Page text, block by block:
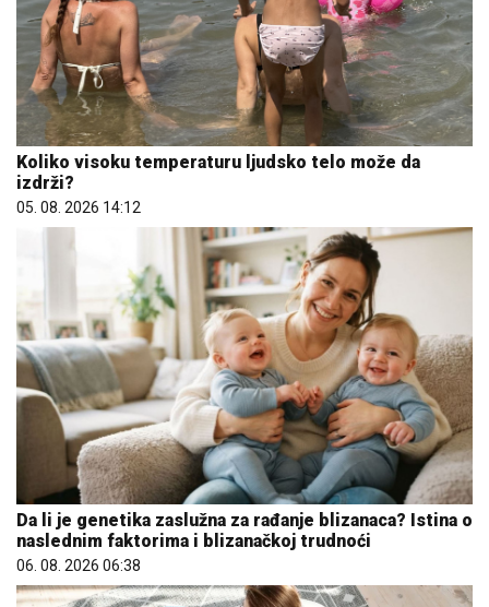
Koliko visoku temperaturu ljudsko telo može da
izdrži?
05. 08. 2026 14:12
Da li je genetika zaslužna za rađanje blizanaca? Istina o
naslednim faktorima i blizanačkoj trudnoći
06. 08. 2026 06:38